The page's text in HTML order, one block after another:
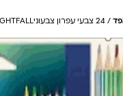
/ 24 צבעי עפרון צבעוניNIGHTFALL מאפד Maped